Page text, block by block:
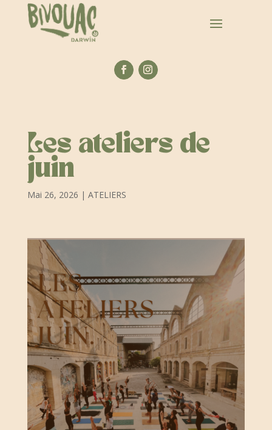
Les ateliers de
juin
Mai 26, 2026 | ATELIERS